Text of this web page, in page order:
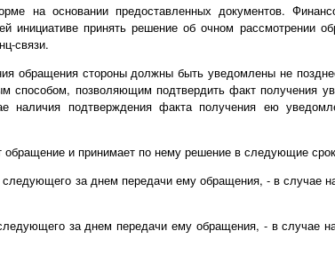
на основании предоставленных документов.
инициативе принять решение об очном рассмотрении
связи.
обращения стороны должны быть уведомлены не
способом, позволяющим подтвердить факт получения
наличия подтверждения факта получения ею
и принимает по нему решение в следующие
следующего за днем передачи ему обращения, - в случае
за днем передачи ему обращения, - в случае